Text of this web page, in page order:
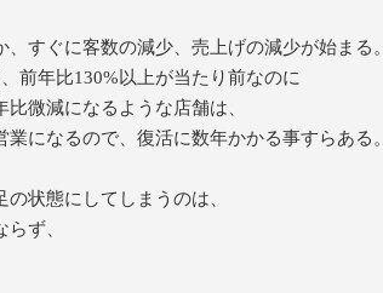
すぐに客数の減少、売上げの減少が始まる。
前年比130%以上が当たり前なのに
微減になるような店舗は、
になるので、復活に数年かかる事すらある。
状態にしてしまうのは、
ず、